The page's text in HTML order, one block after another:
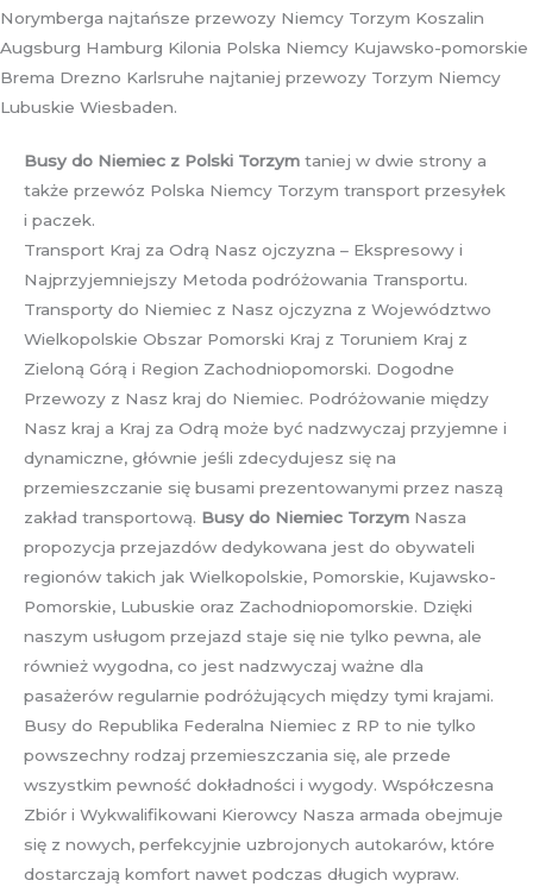
Norymberga najtańsze przewozy Niemcy Torzym Koszalin
Augsburg Hamburg Kilonia Polska Niemcy Kujawsko-pomorskie
Brema Drezno Karlsruhe najtaniej przewozy Torzym Niemcy
Lubuskie Wiesbaden.
Busy do Niemiec z Polski Torzym taniej w dwie strony a
także przewóz Polska Niemcy Torzym transport przesyłek
i paczek.
Transport Kraj za Odrą Nasz ojczyzna – Ekspresowy i
Najprzyjemniejszy Metoda podróżowania Transportu.
Transporty do Niemiec z Nasz ojczyzna z Województwo
Wielkopolskie Obszar Pomorski Kraj z Toruniem Kraj z
Zieloną Górą i Region Zachodniopomorski. Dogodne
Przewozy z Nasz kraj do Niemiec. Podróżowanie między
Nasz kraj a Kraj za Odrą może być nadzwyczaj przyjemne i
dynamiczne, głównie jeśli zdecydujesz się na
przemieszczanie się busami prezentowanymi przez naszą
zakład transportową. Busy do Niemiec Torzym Nasza
propozycja przejazdów dedykowana jest do obywateli
regionów takich jak Wielkopolskie, Pomorskie, Kujawsko-
Pomorskie, Lubuskie oraz Zachodniopomorskie. Dzięki
naszym usługom przejazd staje się nie tylko pewna, ale
również wygodna, co jest nadzwyczaj ważne dla
pasażerów regularnie podróżujących między tymi krajami.
Busy do Republika Federalna Niemiec z RP to nie tylko
powszechny rodzaj przemieszczania się, ale przede
wszystkim pewność dokładności i wygody. Współczesna
Zbiór i Wykwalifikowani Kierowcy Nasza armada obejmuje
się z nowych, perfekcyjnie uzbrojonych autokarów, które
dostarczają komfort nawet podczas długich wypraw.